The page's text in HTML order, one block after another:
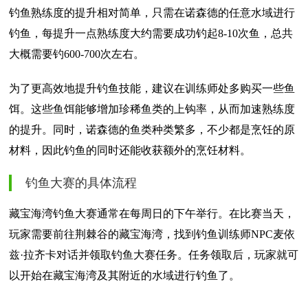
钓鱼熟练度的提升相对简单，只需在诺森德的任意水域进行
钓鱼，每提升一点熟练度大约需要成功钓起8-10次鱼，总共
大概需要钓600-700次左右。
为了更高效地提升钓鱼技能，建议在训练师处多购买一些鱼
饵。这些鱼饵能够增加珍稀鱼类的上钩率，从而加速熟练度
的提升。同时，诺森德的鱼类种类繁多，不少都是烹饪的原
材料，因此钓鱼的同时还能收获额外的烹饪材料。
钓鱼大赛的具体流程
藏宝海湾钓鱼大赛通常在每周日的下午举行。在比赛当天，
玩家需要前往荆棘谷的藏宝海湾，找到钓鱼训练师NPC麦依
兹·拉齐卡对话并领取钓鱼大赛任务。任务领取后，玩家就可
以开始在藏宝海湾及其附近的水域进行钓鱼了。